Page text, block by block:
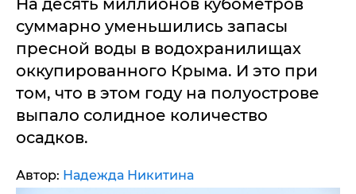
На десять миллионов кубометров
суммарно уменьшились запасы
пресной воды в водохранилищах
оккупированного Крыма. И это при
том, что в этом году на полуострове
выпало солидное количество
осадков.
Автор: Надежда Никитина